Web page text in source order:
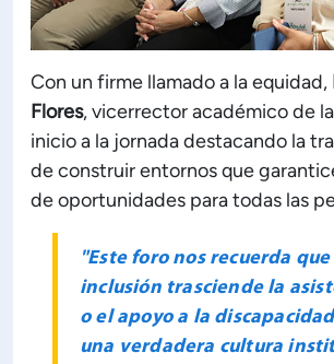
Con un firme llamado a la equidad,
Flores, vicerrector académico de
inicio a la jornada destacando la
de construir entornos que
de oportunidades para todas las
"Este foro nos recuerda
inclusión trasciende la
o el apoyo a la
una verdadera cultura